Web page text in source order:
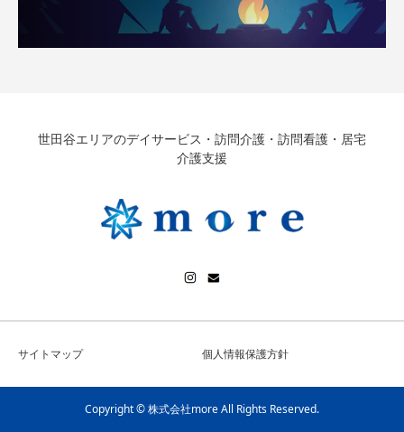
世田谷エリアのデイサービス・訪問介護・訪問看護・居宅
介護支援
サイトマップ 個人情報保護方針
Copyright © 株式会社more All Rights Reserved.